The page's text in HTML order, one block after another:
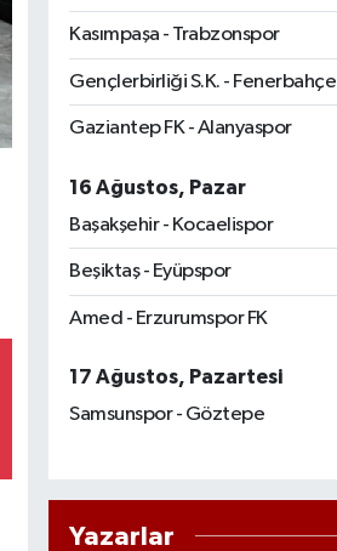
Kasımpaşa - Trabzonspor
Gençlerbirliği S.K. - Fenerbahçe
Gaziantep FK - Alanyaspor
16 Ağustos, Pazar
Başakşehir - Kocaelispor
Beşiktaş - Eyüpspor
Amed - Erzurumspor FK
17 Ağustos, Pazartesi
Samsunspor - Göztepe
Yazarlar